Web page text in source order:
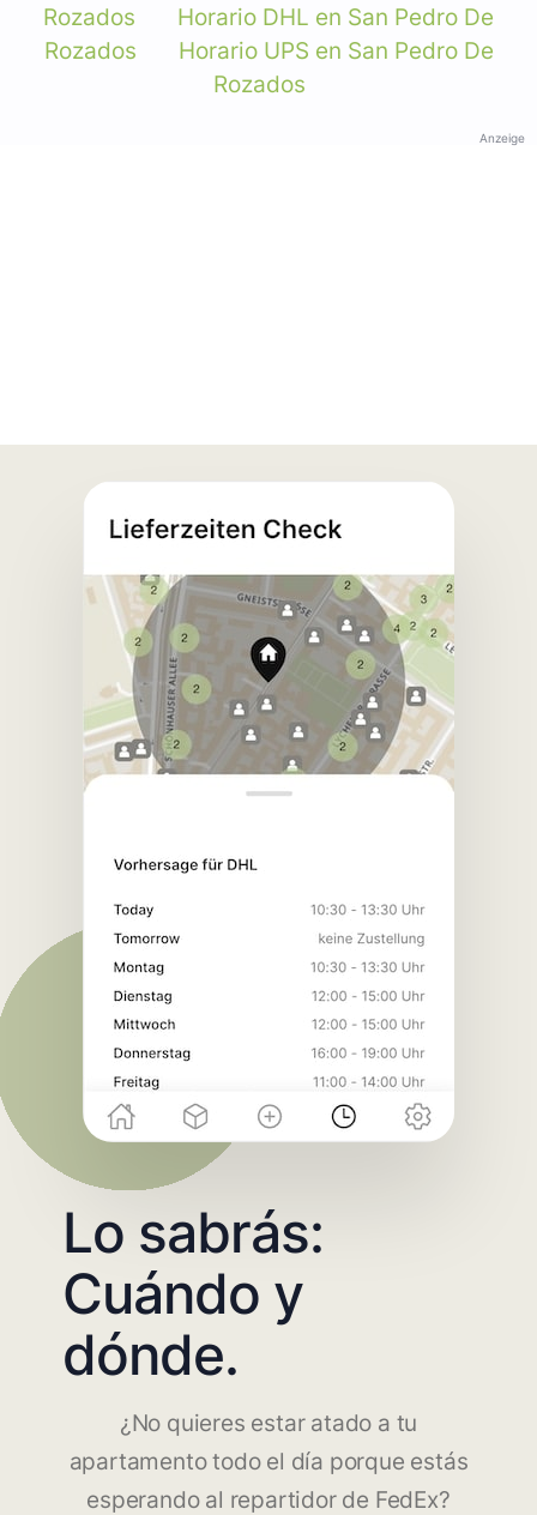
Rozados
Horario DHL en San Pedro De
Rozados
Horario UPS en San Pedro De
Rozados
Anzeige
Lo sabrás:
Cuándo y
dónde.
¿No quieres estar atado a tu
apartamento todo el día porque estás
esperando al repartidor de FedEx?